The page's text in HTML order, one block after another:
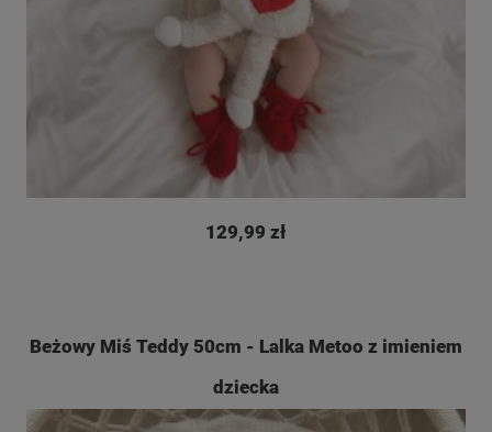
129,99 zł
Beżowy Miś Teddy 50cm - Lalka Metoo z imieniem
dziecka